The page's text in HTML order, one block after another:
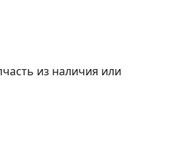
из наличия или